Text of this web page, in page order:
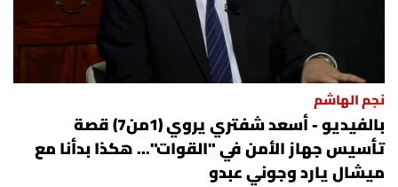
نجم الهاشم
بالفيديو - أسعد شفتري يروي (1من7) قصة
تأسيس جهاز الأمن في "القوات"... هكذا بدأنا مع
ميشال يارد وجوني عبدو